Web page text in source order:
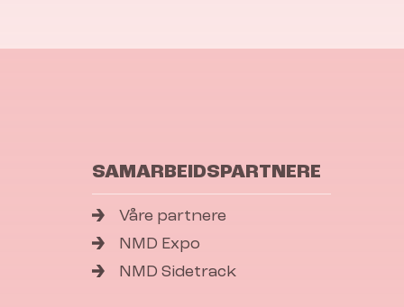
SAMARBEIDSPARTNERE
Våre partnere
NMD Expo
NMD Sidetrack